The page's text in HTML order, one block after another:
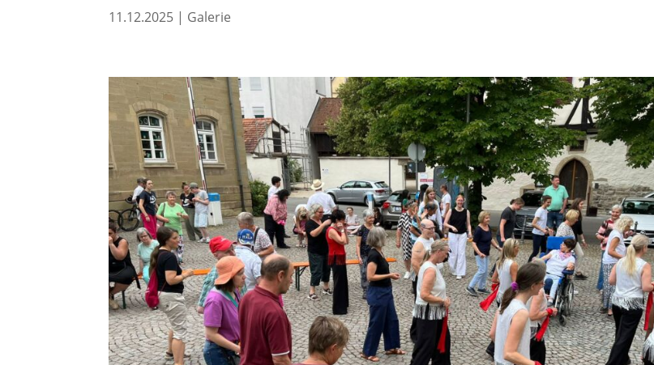
11.12.2025 | Galerie